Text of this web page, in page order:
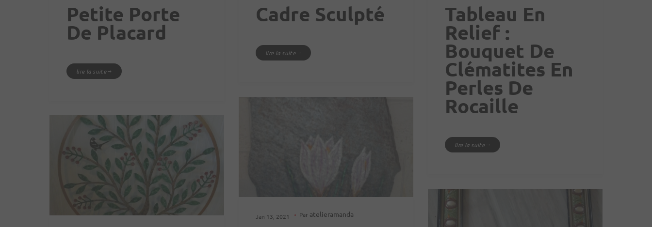
Petite Porte
De Placard
lire la suite
Cadre Sculpté
lire la suite
Tableau En
Relief :
Bouquet De
Clématites En
Perles De
Rocaille
lire la suite
Jan 13, 2021 Par atelieramanda